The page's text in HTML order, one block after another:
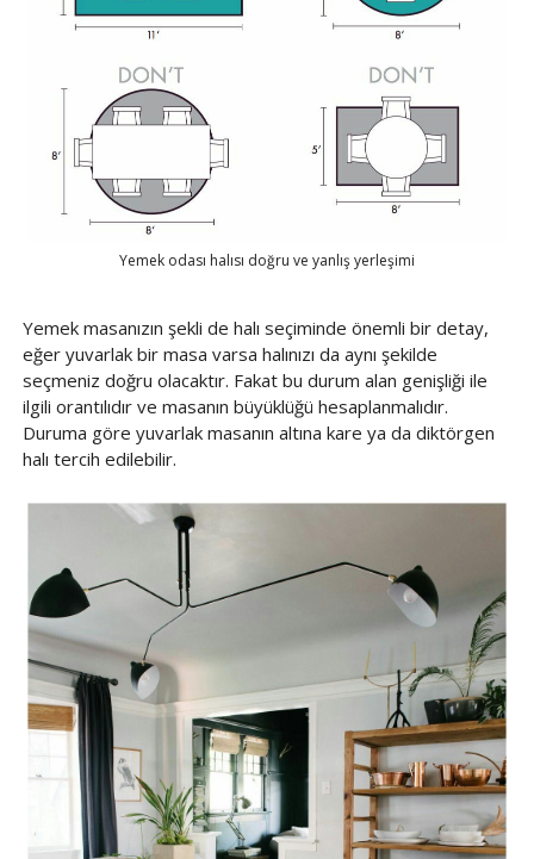
Yemek odası halısı doğru ve yanlış yerleşimi
Yemek masanızın şekli de halı seçiminde önemli bir detay,
eğer yuvarlak bir masa varsa halınızı da aynı şekilde
seçmeniz doğru olacaktır. Fakat bu durum alan genişliği ile
ilgili orantılıdır ve masanın büyüklüğü hesaplanmalıdır.
Duruma göre yuvarlak masanın altına kare ya da diktörgen
halı tercih edilebilir.